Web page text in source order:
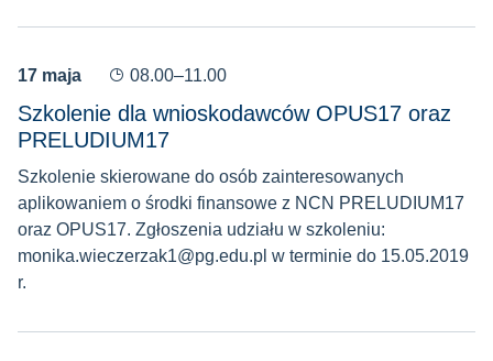
17 maja 08.00–11.00
Szkolenie dla wnioskodawców OPUS17 oraz
PRELUDIUM17
Szkolenie skierowane do osób zainteresowanych
aplikowaniem o środki finansowe z NCN PRELUDIUM17
oraz OPUS17. Zgłoszenia udziału w szkoleniu:
monika.wieczerzak1@pg.edu.pl w terminie do 15.05.2019
r.